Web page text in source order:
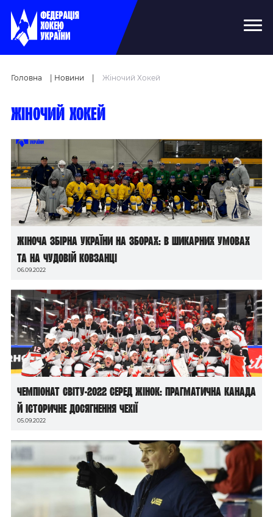
Головна Новини Жіночий Хокей
Жіночий хокей
Жіноча збірна України на зборах: в шикарних умовах
та на чудовій ковзанці
06.09.2022
Чемпіонат світу-2022 серед жінок: прагматична Канада
й історичне досягнення Чехії
05.09.2022